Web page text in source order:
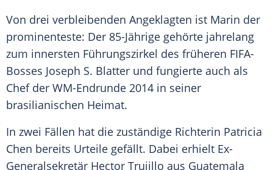
Von drei verbleibenden Angeklagten ist Marin der
prominenteste: Der 85-Jährige gehörte jahrelang
zum innersten Führungszirkel des früheren FIFA-
Bosses Joseph S. Blatter und fungierte auch als
Chef der WM-Endrunde 2014 in seiner
brasilianischen Heimat.
In zwei Fällen hat die zuständige Richterin Patricia
Chen bereits Urteile gefällt. Dabei erhielt Ex-
Generalsekretär Hector Trujillo aus Guatemala